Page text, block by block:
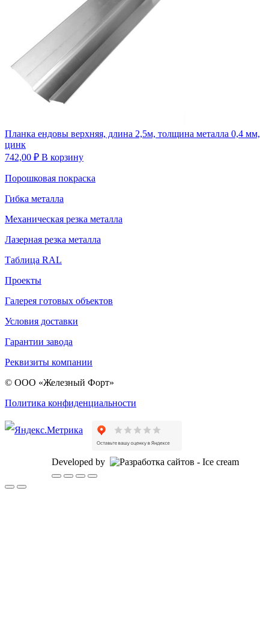
Планка ендовы верхняя, длина 2,5м, толщина металла 0,4 мм,
цинк
742,00 ₽ В корзину
Порошковая покраска
Гибка металла
Механическая резка металла
Лазерная резка металла
Таблица RAL
Проекты
Галерея готовых объектов
Условия доставки
Гарантии завода
Реквизиты компании
© ООО «Железный Форт»
Политика конфиденциальности
Developed by